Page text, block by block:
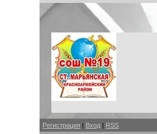
Регистрация | Вход | RSS